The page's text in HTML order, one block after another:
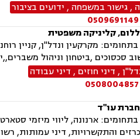
,גישור במשפחה , ידועים בציבור
0509691149
קליניקה משפטית
סכסוכים ,ביטחון וניהול
, דיני חוזים , דיני עבודה
0508004857
חברת עו"ד
ארנונה, ליווי מיזמי
והתקשרויות, דיני עמותות,